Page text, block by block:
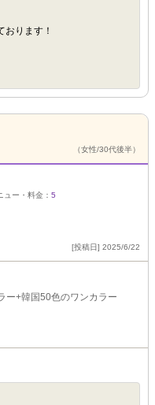
おります！
（女性/30代後半）
ュー・料金： 5
[投稿日] 2025/6/22
ー+韓国50色のワンカラー